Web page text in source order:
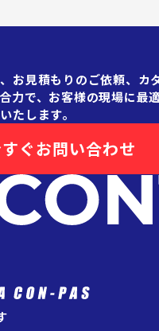
お見積もりのご依頼、カ
力で、お客様の現場に最
たします。
ぐお問い合わせ